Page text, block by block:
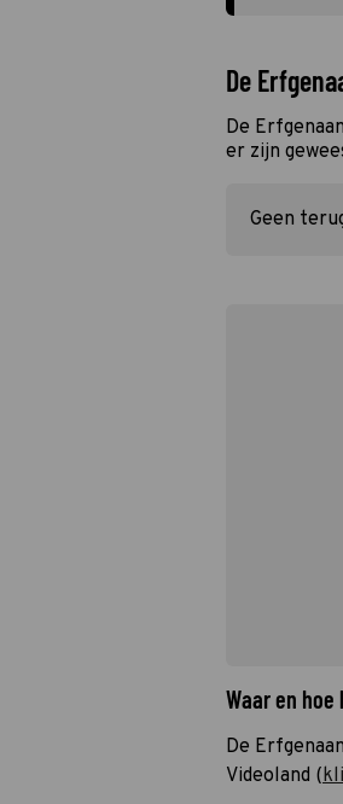
De
De
er zijn
Geen
Waar en
De
Videoland (